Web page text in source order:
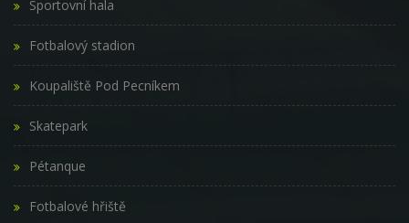
Sportovní hala
Fotbalový stadion
Koupaliště Pod Pecníkem
Skatepark
Pétanque
Fotbalové hřiště